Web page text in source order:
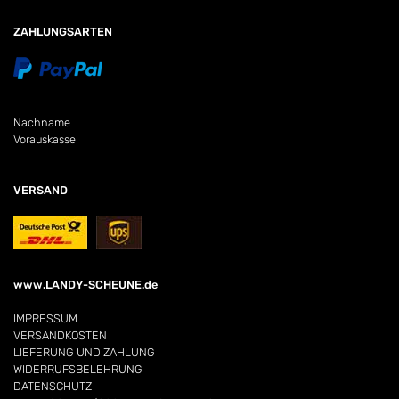
ZAHLUNGSARTEN
Nachname
Vorauskasse
VERSAND
www.LANDY-SCHEUNE.de
IMPRESSUM
VERSANDKOSTEN
LIEFERUNG UND ZAHLUNG
WIDERRUFSBELEHRUNG
DATENSCHUTZ